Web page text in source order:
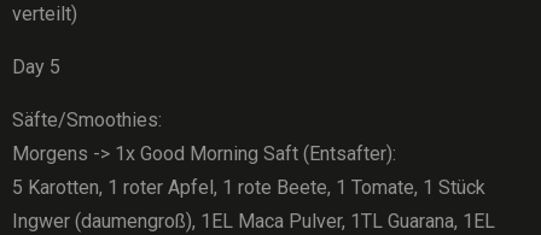
verteilt)
Day 5
Säfte/Smoothies:
Morgens -> 1x Good Morning Saft (Entsafter):
5 Karotten, 1 roter Apfel, 1 rote Beete, 1 Tomate, 1 Stück
Ingwer (daumengroß), 1EL Maca Pulver, 1TL Guarana, 1EL